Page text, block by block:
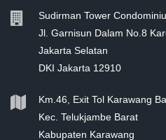
Sudirman Tower
Jl. Garnisun Dalam No.8
Jakarta Selatan
DKI Jakarta 12910
Km.46, Exit Tol Karawang
Kec. Telukjambe Barat
Kabupaten Karawang